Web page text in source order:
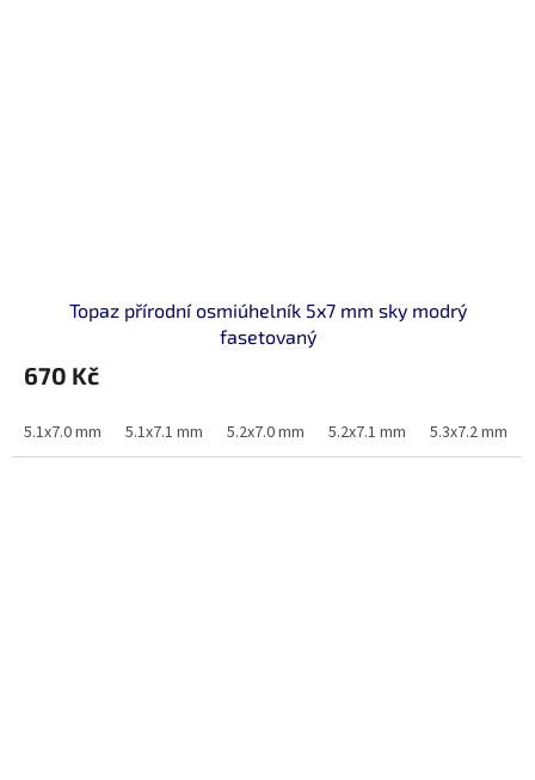
Topaz přírodní osmiúhelník 5x7 mm sky modrý
fasetovaný
670 Kč
5.1x7.0 mm 5.1x7.1 mm 5.2x7.0 mm 5.2x7.1 mm 5.3x7.2 mm